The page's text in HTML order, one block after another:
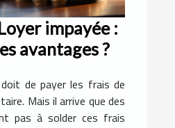
impayée :
avantages ?
de payer les frais de
Mais il arrive que des
pas à solder ces frais